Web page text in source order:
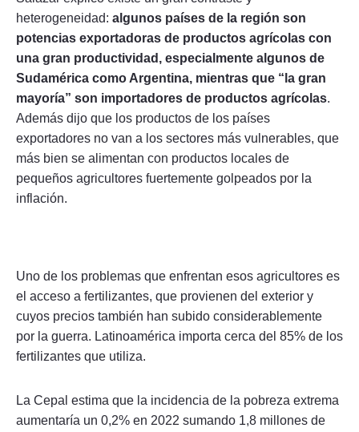
heterogeneidad: algunos países de la región son
potencias exportadoras de productos agrícolas con
una gran productividad, especialmente algunos de
Sudamérica como Argentina, mientras que “la gran
mayoría” son importadores de productos agrícolas.
Además dijo que los productos de los países
exportadores no van a los sectores más vulnerables, que
más bien se alimentan con productos locales de
pequeños agricultores fuertemente golpeados por la
inflación.
Uno de los problemas que enfrentan esos agricultores es
el acceso a fertilizantes, que provienen del exterior y
cuyos precios también han subido considerablemente
por la guerra. Latinoamérica importa cerca del 85% de los
fertilizantes que utiliza.
La Cepal estima que la incidencia de la pobreza extrema
aumentaría un 0,2% en 2022 sumando 1,8 millones de